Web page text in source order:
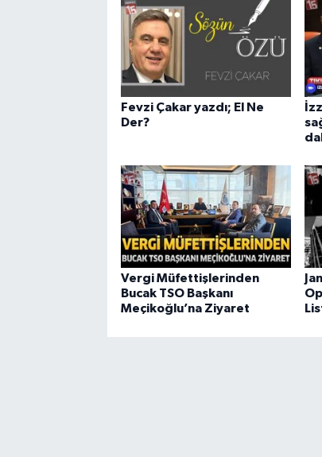
Fevzi Çakar yazdı; El Ne
Der?
Vergi Müfettişlerinden
Bucak TSO Başkanı
Meçikoğlu’na Ziyaret